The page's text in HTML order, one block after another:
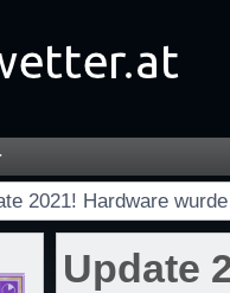
erneuert!
2021! Hardware
Update